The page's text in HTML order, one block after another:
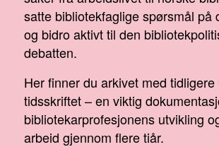
satte bibliotekfaglige spørsmål på
og bidro aktivt til den
debatten.
Her finner du arkivet med
tidsskriftet – en viktig
bibliotekarprofesjonens utvikling
arbeid gjennom flere tiår.